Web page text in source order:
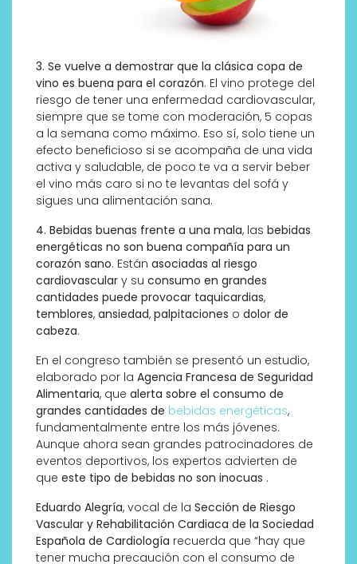
3. Se vuelve a demostrar que la clásica copa de
vino es buena para el corazón. El vino protege del
riesgo de tener una enfermedad cardiovascular,
siempre que se tome con moderación, 5 copas
a la semana como máximo. Eso sí, solo tiene un
efecto beneficioso si se acompaña de una vida
activa y saludable, de poco te va a servir beber
el vino más caro si no te levantas del sofá y
sigues una alimentación sana.
4. Bebidas buenas frente a una mala, las bebidas
energéticas no son buena compañía para un
corazón sano. Están asociadas al riesgo
cardiovascular y su consumo en grandes
cantidades puede provocar taquicardias,
temblores, ansiedad, palpitaciones o dolor de
cabeza.
En el congreso también se presentó un estudio,
elaborado por la Agencia Francesa de Seguridad
Alimentaria, que alerta sobre el consumo de
grandes cantidades de bebidas energéticas,
fundamentalmente entre los más jóvenes.
Aunque ahora sean grandes patrocinadores de
eventos deportivos, los expertos advierten de
que este tipo de bebidas no son inocuas .
Eduardo Alegría, vocal de la Sección de Riesgo
Vascular y Rehabilitación Cardiaca de la Sociedad
Española de Cardiología recuerda que “hay que
tener mucha precaución con el consumo de